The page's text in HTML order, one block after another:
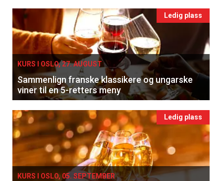
Ledig plass
KURS I OSLO, 27. AUGUST
Sammenlign franske klassikere og ungarske
viner til en 5-retters meny
Ledig plass
KURS I OSLO, 05. SEPTEMBER